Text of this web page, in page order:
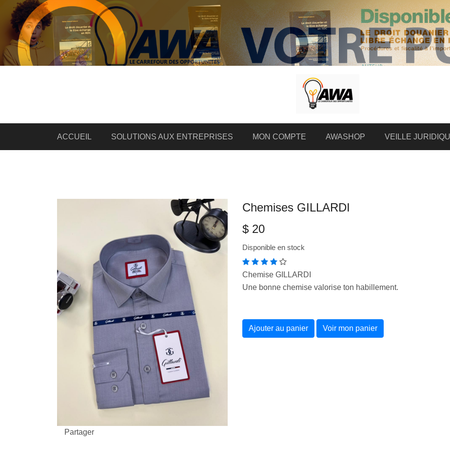
ACCUEIL SOLUTIONS AUX ENTREPRISES MON COMPTE AWASHOP VEILLE
Chemises GILLARDI
$ 20
Disponible en stock
Chemise GILLARDI
Une bonne chemise valorise ton habillement.
Ajouter au panier Voir mon panier
Partager